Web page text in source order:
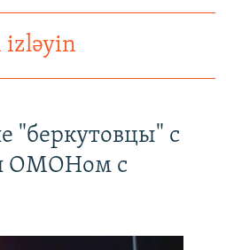
izləyin
"беркутовцы" с
ОМОНом с